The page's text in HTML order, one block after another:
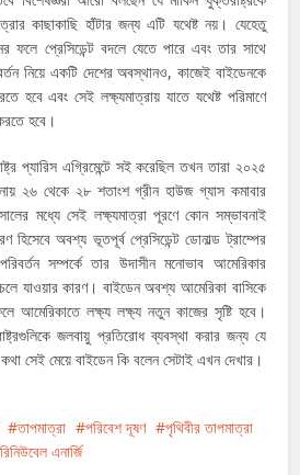
কাছাকাছি হাঁটার জন্য এটি যথেষ্ট নয়। যেহেতু
ফলে প্রেসিডেন্ট বদলে যেতে পারে এবং তার সাথে
নিয়ে একটি দেশের অবস্থানও, কাজেই বাইডেনকে
হবে এবং সেই লক্ষ্যমাত্রায় যাতে যথেষ্ট পরিমাণে
হবে।
প্যারিস এগ্রিমেন্টে সই করেছিল তখন তারা ২০২৫
২৬ থেকে ২৮ শতাংশ গ্রীন হাউজ গ্যাস কমাবার
মধ্যে সেই লক্ষ্যমাত্রা পূরণে কোন সম্ভাবনাই
হিসেবে অবশ্য ভূতপূর্ব প্রেসিডেন্ট ডোনাল্ড ট্রাম্পের
সম্পর্কে তার উদাসীন মনোভাব আমেরিকার
যাওয়ার কারণ। বাইডেন অবশ্য আমেরিকা বাসিকে
আমেরিকাতে লক্ষ্য লক্ষ্য নতুন কাজের সৃষ্টি হবে।
জলবায়ু প্রতিরোধ ব্যবস্থা করার জন্য যে
সেই মেয়ে বাইডেন কি বলেন সেটাই এখন দেখার।
তাপমাত্রা পরিবেশ দূষণ
পৃথিবীর তাপমাত্রা
রিনিউবেল এনার্জি